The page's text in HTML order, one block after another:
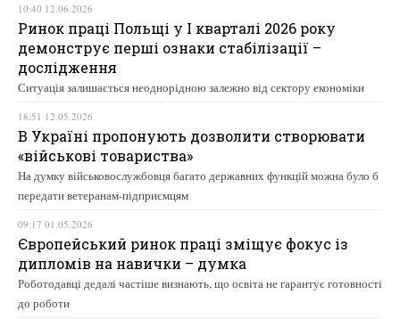
10:40 12.06.2026
Ринок праці Польщі у І кварталі 2026 року
демонструє перші ознаки стабілізації –
дослідження
Ситуація залишається неоднорідною залежно від сектору економіки
18:51 12.05.2026
В Україні пропонують дозволити створювати
«військові товариства»
На думку військовослужбовця багато державних функцій можна було б
передати ветеранам-підприємцям
09:17 01.05.2026
Європейський ринок праці зміщує фокус із
дипломів на навички – думка
Роботодавці дедалі частіше визнають, що освіта не гарантує готовності
до роботи